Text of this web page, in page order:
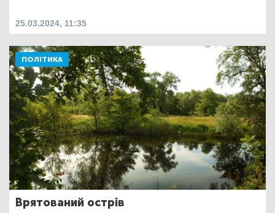
25.03.2024, 11:35
ПОЛІТИКА
Врятований острів